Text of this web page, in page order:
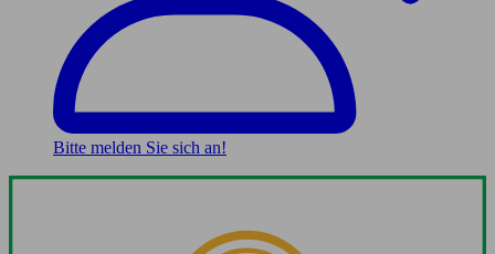
Bitte melden Sie sich an!